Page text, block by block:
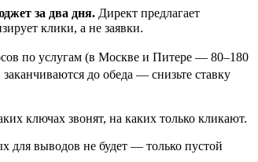
за два дня. Директ предлагает
клики, а не заявки.
по услугам (в Москве и Питере — 80–180
до обеда — снизьте ставку
ключах звонят, на каких только кликают.
для выводов не будет — только пустой